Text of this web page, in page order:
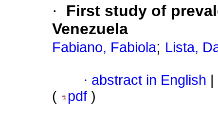
·
First study of
Venezuela
Fabiano, Fabiola; Lista,
· abstract in English
(
pdf )